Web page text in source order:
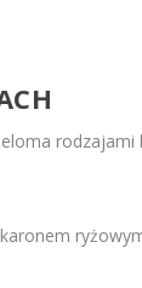
rodzajami